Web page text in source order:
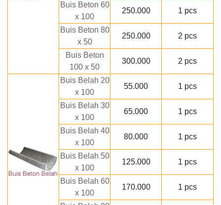
Buis Beton 60
x 100
250.000 1 pcs
Buis Beton 80
x 50
250.000 2 pcs
Buis Beton
100 x 50
300.000 2 pcs
Buis Belah 20
x 100
55.000 1 pcs
Buis Belah 30
x 100
65.000 1 pcs
Buis Belah 40
x 100
80.000 1 pcs
Buis Belah 50
x 100
125.000 1 pcs
Buis Belah 60
x 100
170.000 1 pcs